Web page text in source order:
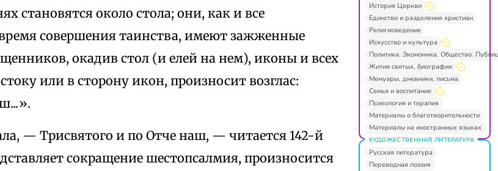
становятся около стола; они, как и все
совершения таинства, имеют зажженные
окадив стол (и елей на нем), иконы и всех
или в сторону икон, произносит возглас:
— Трисвятого и по Отче наш, — читается 142-й
сокращение шестопсалмия, произносится
История Церкви
Единство и разделения христиан
Религиоведение
Искусство и культура
Политика. Экономика. Общество.
Жития святых, биографии
Мемуары, дневники, письма
Семья и воспитание
Психология и терапия
Материалы о благотворительности
Материалы на иностранных языках
ХУДОЖЕСТВЕННАЯ ЛИТЕРАТУРА
Русская литература
Переводная поэзия